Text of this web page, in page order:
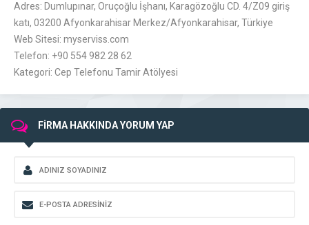
Adres: Dumlupınar, Oruçoğlu İşhanı, Karagözoğlu CD. 4/Z09 giriş
katı, 03200 Afyonkarahisar Merkez/Afyonkarahisar, Türkiye
Web Sitesi: myserviss.com
Telefon: +90 554 982 28 62
Kategori: Cep Telefonu Tamir Atölyesi
FİRMA HAKKINDA YORUM YAP